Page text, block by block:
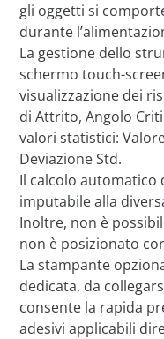
gli oggetti si
durante
La gestione dello
schermo touch-
visualizzazione dei
di Attrito, Angolo
valori statistici:
Deviazione Std.
Il calcolo automatico
imputabile alla
Inoltre, non è
non è posizionato
La stampante
dedicata, da
consente la rapida
adesivi applicabili